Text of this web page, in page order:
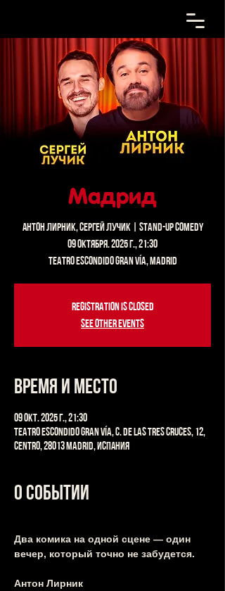
Мадрид
Антон Лирник, Сергей Лучик | Stand-up Comedy
09 октября. 2025 г., 21:30
Teatro Escondido Gran Vía, Madrid
Registration is closed
See other events
Время и место
09 окт. 2025 г., 21:30
Teatro Escondido Gran Vía, C. de las Tres Cruces, 12,
Centro, 28013 Madrid, Испания
О событии
Два комика на одной сцене — один
вечер, который точно не забудется.
Антон Лирник